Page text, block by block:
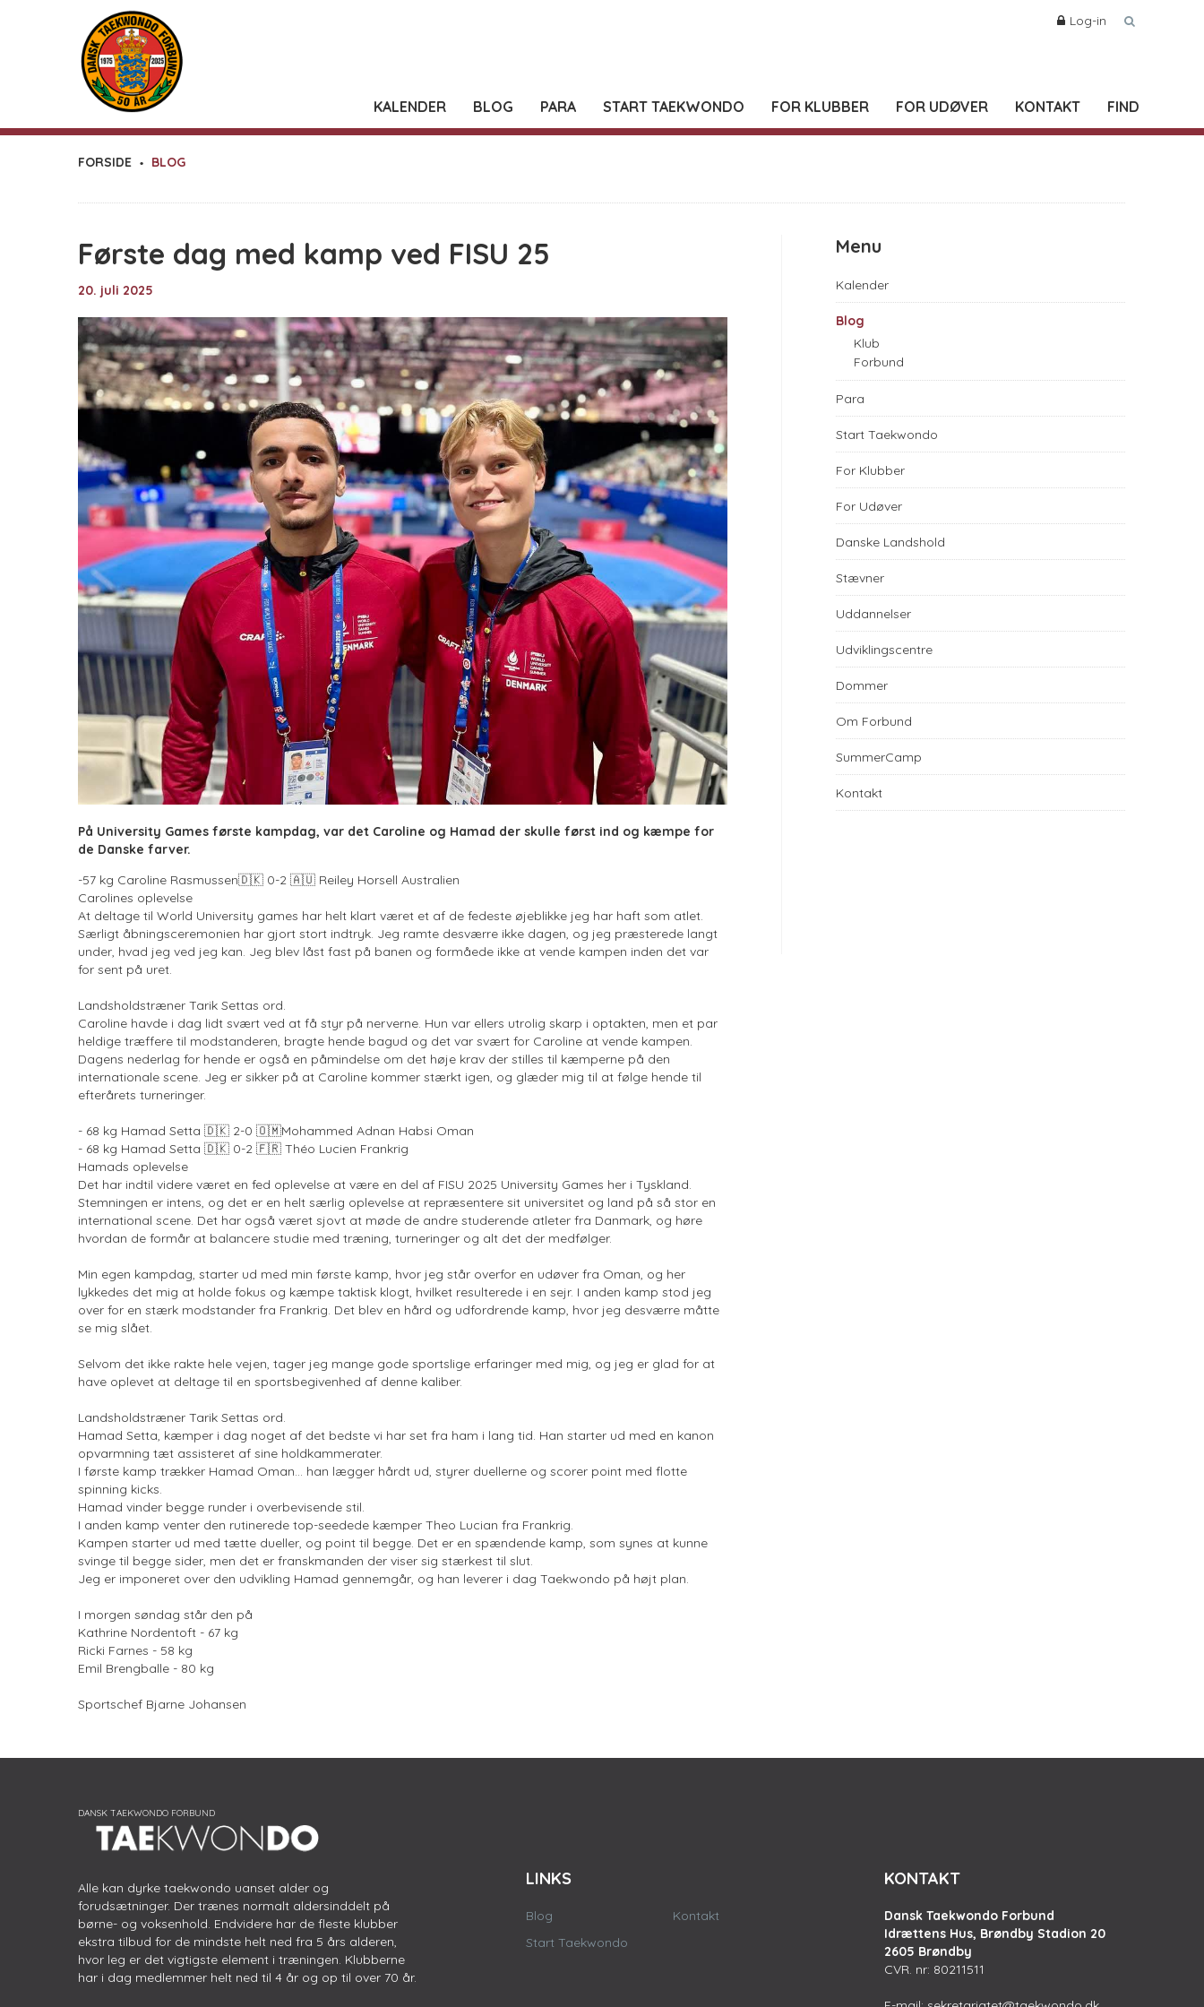
Log-in
KALENDER BLOG PARA START TAEKWONDO FOR KLUBBER FOR UDØVER KONTAKT FIND
FORSIDE BLOG
Første dag med kamp ved FISU 25
20. juli 2025
På University Games første kampdag, var det Caroline og Hamad der skulle først ind og kæmpe for
de Danske farver.
-57 kg Caroline Rasmussen🇩🇰 0-2 🇦🇺 Reiley Horsell Australien
Carolines oplevelse
At deltage til World University games har helt klart været et af de fedeste øjeblikke jeg har haft som atlet.
Særligt åbningsceremonien har gjort stort indtryk. Jeg ramte desværre ikke dagen, og jeg præsterede langt
under, hvad jeg ved jeg kan. Jeg blev låst fast på banen og formåede ikke at vende kampen inden det var
for sent på uret.
Landsholdstræner Tarik Settas ord.
Caroline havde i dag lidt svært ved at få styr på nerverne. Hun var ellers utrolig skarp i optakten, men et par
heldige træffere til modstanderen, bragte hende bagud og det var svært for Caroline at vende kampen.
Dagens nederlag for hende er også en påmindelse om det høje krav der stilles til kæmperne på den
internationale scene. Jeg er sikker på at Caroline kommer stærkt igen, og glæder mig til at følge hende til
efterårets turneringer.
- 68 kg Hamad Setta 🇩🇰 2-0 🇴🇲Mohammed Adnan Habsi Oman
- 68 kg Hamad Setta 🇩🇰 0-2 🇫🇷 Théo Lucien Frankrig
Hamads oplevelse
Det har indtil videre været en fed oplevelse at være en del af FISU 2025 University Games her i Tyskland.
Stemningen er intens, og det er en helt særlig oplevelse at repræsentere sit universitet og land på så stor en
international scene. Det har også været sjovt at møde de andre studerende atleter fra Danmark, og høre
hvordan de formår at balancere studie med træning, turneringer og alt det der medfølger.
Min egen kampdag, starter ud med min første kamp, hvor jeg står overfor en udøver fra Oman, og her
lykkedes det mig at holde fokus og kæmpe taktisk klogt, hvilket resulterede i en sejr. I anden kamp stod jeg
over for en stærk modstander fra Frankrig. Det blev en hård og udfordrende kamp, hvor jeg desværre måtte
se mig slået.
Selvom det ikke rakte hele vejen, tager jeg mange gode sportslige erfaringer med mig, og jeg er glad for at
have oplevet at deltage til en sportsbegivenhed af denne kaliber.
Landsholdstræner Tarik Settas ord.
Hamad Setta, kæmper i dag noget af det bedste vi har set fra ham i lang tid. Han starter ud med en kanon
opvarmning tæt assisteret af sine holdkammerater.
I første kamp trækker Hamad Oman... han lægger hårdt ud, styrer duellerne og scorer point med flotte
spinning kicks.
Hamad vinder begge runder i overbevisende stil.
I anden kamp venter den rutinerede top-seedede kæmper Theo Lucian fra Frankrig.
Kampen starter ud med tætte dueller, og point til begge. Det er en spændende kamp, som synes at kunne
svinge til begge sider, men det er franskmanden der viser sig stærkest til slut.
Jeg er imponeret over den udvikling Hamad gennemgår, og han leverer i dag Taekwondo på højt plan.
I morgen søndag står den på
Kathrine Nordentoft - 67 kg
Ricki Farnes - 58 kg
Emil Brengballe - 80 kg
Sportschef Bjarne Johansen
Menu
Kalender
Blog
Klub
Forbund
Para
Start Taekwondo
For Klubber
For Udøver
Danske Landshold
Stævner
Uddannelser
Udviklingscentre
Dommer
Om Forbund
SummerCamp
Kontakt
Alle kan dyrke taekwondo uanset alder og
forudsætninger. Der trænes normalt aldersinddelt på
børne- og voksenhold. Endvidere har de fleste klubber
ekstra tilbud for de mindste helt ned fra 5 års alderen,
hvor leg er det vigtigste element i træningen. Klubberne
har i dag medlemmer helt ned til 4 år og op til over 70 år.
LINKS
Blog
Start Taekwondo
Kontakt
KONTAKT
Dansk Taekwondo Forbund
Idrættens Hus, Brøndby Stadion 20
2605 Brøndby
CVR. nr: 80211511